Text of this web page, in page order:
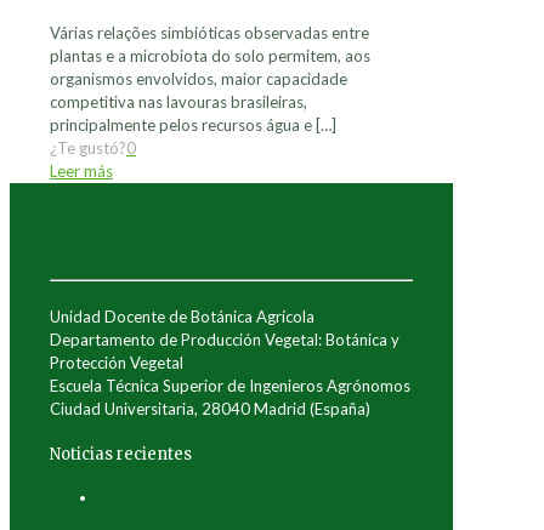
Várias relações simbióticas observadas entre
plantas e a microbiota do solo permitem, aos
organismos envolvidos, maior capacidade
competitiva nas lavouras brasileiras,
principalmente pelos recursos água e […]
¿Te gustó?0
Leer más
Unidad Docente de Botánica Agrícola
Departamento de Producción Vegetal: Botánica y
Protección Vegetal
Escuela Técnica Superior de Ingenieros Agrónomos
Ciudad Universitaria, 28040 Madrid (España)
Noticias recientes